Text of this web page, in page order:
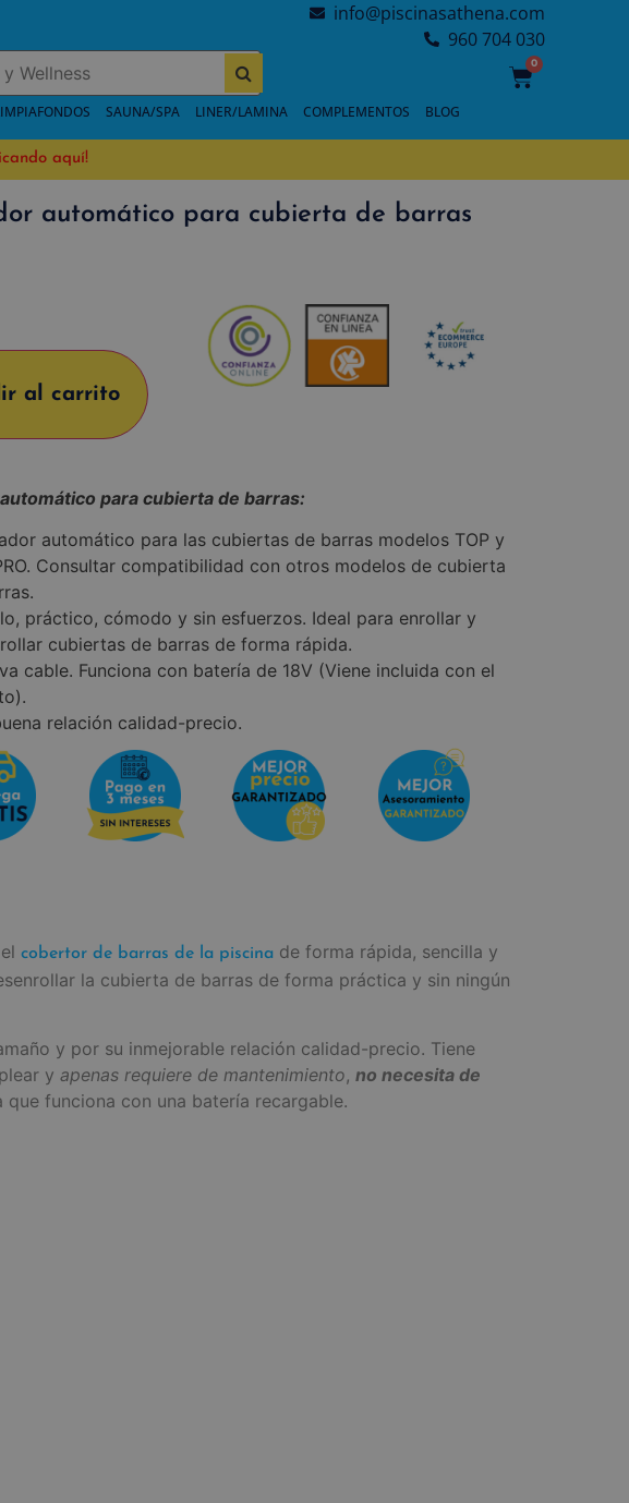
info@piscinasathena.com
960 704 030
0
SAUNA/SPA LINER/LAMINA COMPLEMENTOS BLOG
aquí!
automático para cubierta de barras
al carrito
para cubierta de barras:
automático para las cubiertas de barras modelos TOP y
Consultar compatibilidad con otros modelos de cubierta
práctico, cómodo y sin esfuerzos. Ideal para enrollar y
cubiertas de barras de forma rápida.
cable. Funciona con batería de 18V (Viene incluida con el
relación calidad-precio.
cobertor de barras de la piscina de forma rápida, sencilla y
la cubierta de barras de forma práctica y sin ningún
y por su inmejorable relación calidad-precio. Tiene
y apenas requiere de mantenimiento, no necesita de
funciona con una batería recargable.